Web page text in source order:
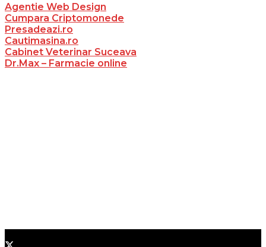
Agentie Web Design
Cumpara Criptomonede
Presadeazi.ro
Cautimasina.ro
Cabinet Veterinar Suceava
Dr.Max – Farmacie online